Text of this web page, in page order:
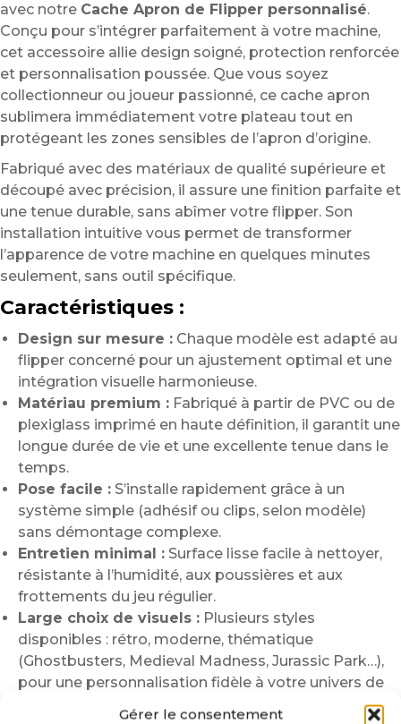
Gérer le consentement
avec notre Cache Apron de Flipper personnalisé.
Conçu pour s’intégrer parfaitement à votre machine,
cet accessoire allie design soigné, protection renforcée
et personnalisation poussée. Que vous soyez
collectionneur ou joueur passionné, ce cache apron
sublimera immédiatement votre plateau tout en
protégeant les zones sensibles de l’apron d’origine.
Fabriqué avec des matériaux de qualité supérieure et
découpé avec précision, il assure une finition parfaite et
une tenue durable, sans abîmer votre flipper. Son
installation intuitive vous permet de transformer
l’apparence de votre machine en quelques minutes
seulement, sans outil spécifique.
Caractéristiques :
Design sur mesure : Chaque modèle est adapté au
flipper concerné pour un ajustement optimal et une
intégration visuelle harmonieuse.
Matériau premium : Fabriqué à partir de PVC ou de
plexiglass imprimé en haute définition, il garantit une
longue durée de vie et une excellente tenue dans le
temps.
Pose facile : S’installe rapidement grâce à un
système simple (adhésif ou clips, selon modèle)
sans démontage complexe.
Entretien minimal : Surface lisse facile à nettoyer,
résistante à l’humidité, aux poussières et aux
frottements du jeu régulier.
Large choix de visuels : Plusieurs styles
disponibles : rétro, moderne, thématique
(Ghostbusters, Medieval Madness, Jurassic Park…),
pour une personnalisation fidèle à votre univers de